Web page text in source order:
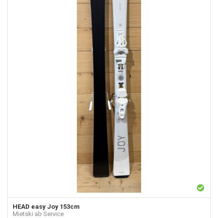
HEAD easy Joy 153cm
Mietski ab Service